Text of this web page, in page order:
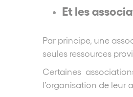
Et les
Par principe, une
seules ressources
Certaines
l’organisation de leur